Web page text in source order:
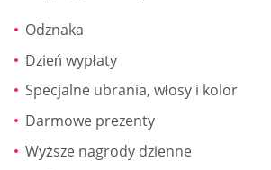
Odznaka
Dzień wypłaty
Specjalne ubrania, włosy i kolor
Darmowe prezenty
Wyższe nagrody dzienne